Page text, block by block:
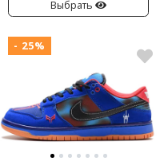
Выбрать
- 25%